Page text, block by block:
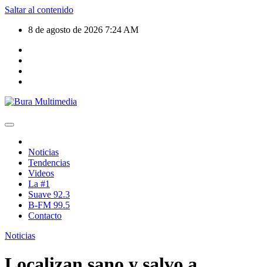
Saltar al contenido
8 de agosto de 2026 7:24 AM
Noticias
Tendencias
Videos
La #1
Suave 92.3
B-FM 99.5
Contacto
Noticias